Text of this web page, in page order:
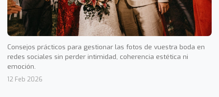
Consejos prácticos para gestionar las fotos de vuestra boda en
redes sociales sin perder intimidad, coherencia estética ni
emoción.
12 Feb 2026